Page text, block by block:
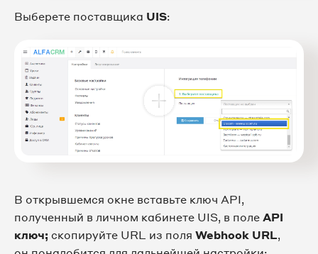
Выберете поставщика UIS:
В открывшемся окне вставьте ключ API,
полученный в личном кабинете UIS, в поле API
ключ; скопируйте URL из поля Webhook URL,